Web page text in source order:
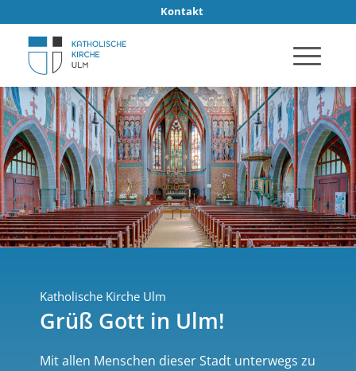
Kontakt
Katholische Kirche Ulm
Grüß Gott in Ulm!
Mit allen Menschen dieser Stadt unterwegs zu